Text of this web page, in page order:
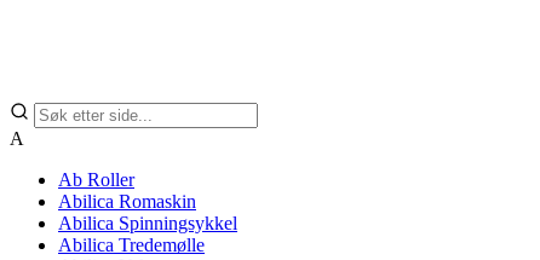
A
Ab Roller
Abilica Romaskin
Abilica Spinningsykkel
Abilica Tredemølle